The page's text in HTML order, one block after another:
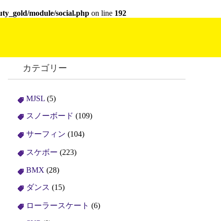
module/social.php on line 192
カテゴリー
MJSL (5)
スノーボード (109)
サーフィン (104)
スケボー (223)
BMX (28)
ダンス (15)
ローラースケート (6)